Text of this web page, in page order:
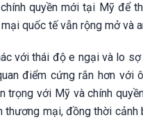
quyền mới tại Mỹ để
quốc tế vẫn rộng mở và
với thái độ e ngại và lo
điểm cứng rắn hơn với
trọng với Mỹ và chính
thương mại, đồng thời